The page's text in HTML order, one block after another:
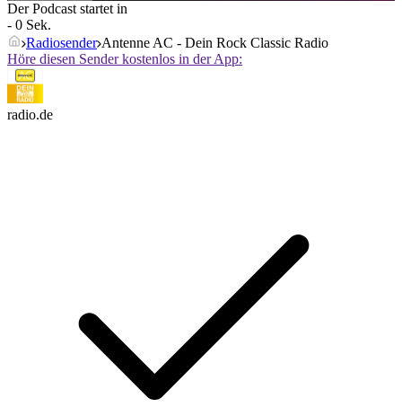
Der Podcast startet in
- 0 Sek.
Radiosender Antenne AC - Dein Rock Classic Radio
Höre diesen Sender kostenlos in der App:
radio.de